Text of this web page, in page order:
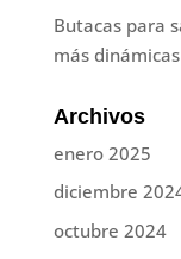
Butacas para
más
Archivos
enero 2025
diciembre
octubre 2024